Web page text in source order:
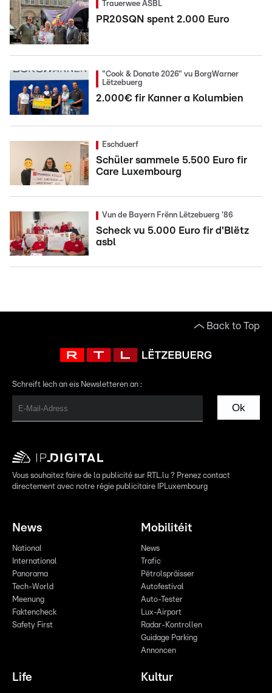
Trauerwee ASBL
PR20SQN spent 2.000 Euro
"Cook & Donate 2026" vu BorgWarner
Lëtzebuerg
2.000€ fir Kanner a Kolumbien
Eschduerf
Schüler sammele 5.500 Euro fir
Care Luxembourg
Vun de Bayern Frënn Lëtzebuerg '86
Scheck vu 5.000 Euro fir d'Blëtz
asbl
Back to Top
Schreift Iech an eis Newsletteren an :
Ok
Vous souhaitez faire de la publicité sur RTL.lu ? Prenez contact
directement avec notre régie publicitaire IPLuxembourg
News
National
International
Panorama
Tech-World
Meenung
Faktencheck
Safety First
Mobilitéit
News
Trafic
Pëtrolspräisser
Autofestival
Auto-Tester
Lux-Airport
Radar-Kontrollen
Guidage Parking
Annoncen
Life Kultur